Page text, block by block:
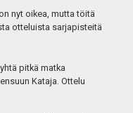
nyt oikea, mutta töitä
otteluista sarjapisteitä
pitkä matka
Kataja. Ottelu